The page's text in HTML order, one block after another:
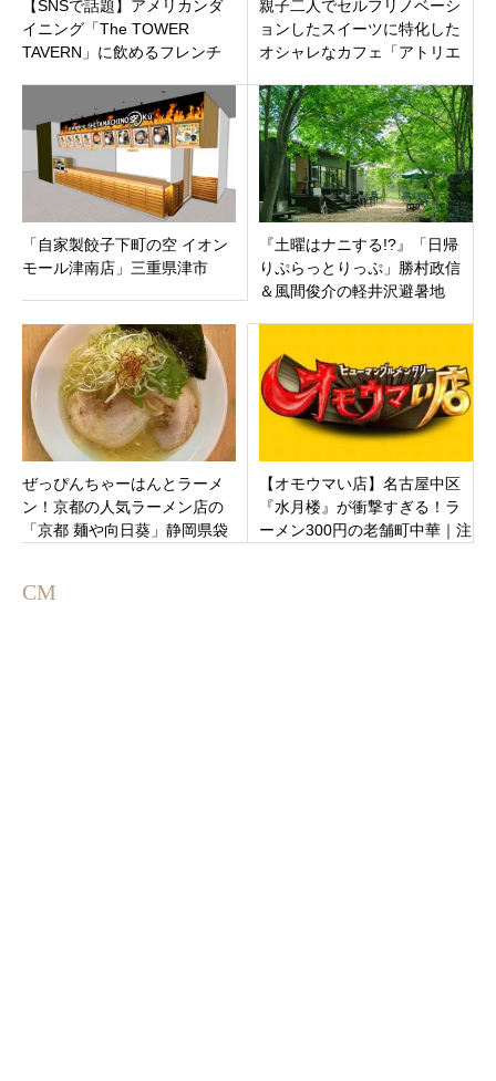
【SNSで話題】アメリカンダ
イニング「The TOWER
TAVERN」に飲めるフレンチ
親子二人でセルフリノベーシ
ョンしたスイーツに特化した
オシャレなカフェ「アトリエ
ープン
「自家製餃子下町の空 イオン
モール津南店」三重県津市
『土曜はナニする!?』「日帰
りぷらっとりっぷ」勝村政信
＆風間俊介の軽井沢避暑地
ぜっぴんちゃーはんとラーメ
ン！京都の人気ラーメン店の
「京都 麺や向日葵」静岡県袋
【オモウマい店】名古屋中区
『水月楼』が衝撃すぎる！ラ
ーメン300円の老舗町中華｜注
CM